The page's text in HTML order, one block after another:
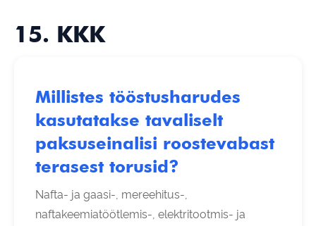
15. KKK
Millistes tööstusharudes
kasutatakse tavaliselt
paksuseinalisi roostevabast
terasest torusid?
Nafta- ja gaasi-, mereehitus-,
naftakeemiatöötlemis-, elektritootmis- ja